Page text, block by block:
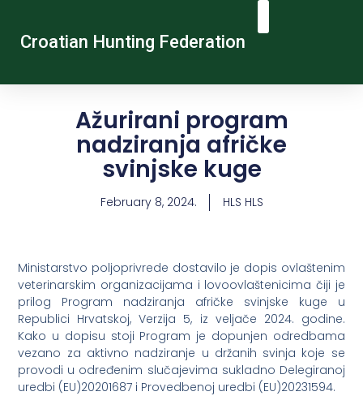
Croatian Hunting Federation
Ažurirani program
nadziranja afričke
svinjske kuge
February 8, 2024. HLS HLS
Ministarstvo poljoprivrede dostavilo je dopis ovlaštenim
veterinarskim organizacijama i lovoovlaštenicima čiji je
prilog Program nadziranja afričke svinjske kuge u
Republici Hrvatskoj, Verzija 5, iz veljače 2024. godine.
Kako u dopisu stoji Program je dopunjen odredbama
vezano za aktivno nadziranje u držanih svinja koje se
provodi u određenim slučajevima sukladno Delegiranoj
uredbi (EU)20201687 i Provedbenoj uredbi (EU)20231594.